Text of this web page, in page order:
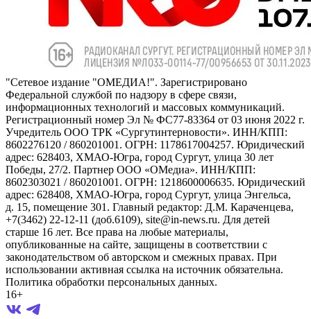
"Сетевое издание "ОМЕДИА!". Зарегистрировано
Федеральной службой по надзору в сфере связи,
информационных технологий и массовых коммуникаций.
Регистрационный номер Эл № ФС77-83364 от 03 июня 2022 г.
Учредитель ООО ТРК «Сургутинтерновости». ИНН/КПП:
8602276120 / 860201001. ОГРН: 1178617004257. Юридический
адрес: 628403, ХМАО-Югра, город Сургут, улица 30 лет
Победы, 27/2. Партнер ООО «ОМедиа». ИНН/КПП:
8602303021 / 860201001. ОГРН: 1218600006635. Юридический
адрес: 628408, ХМАО-Югра, город Сургут, улица Энгельса,
д. 15, помещение 301. Главный редактор: Д.М. Караченцева,
+7(3462) 22-12-11 (доб.6109), site@in-news.ru. Для детей
старше 16 лет. Все права на любые материалы,
опубликованные на сайте, защищены в соответствии с
законодательством об авторском и смежных правах. При
использовании активная ссылка на источник обязательна.
Политика обработки персональных данных.
16+